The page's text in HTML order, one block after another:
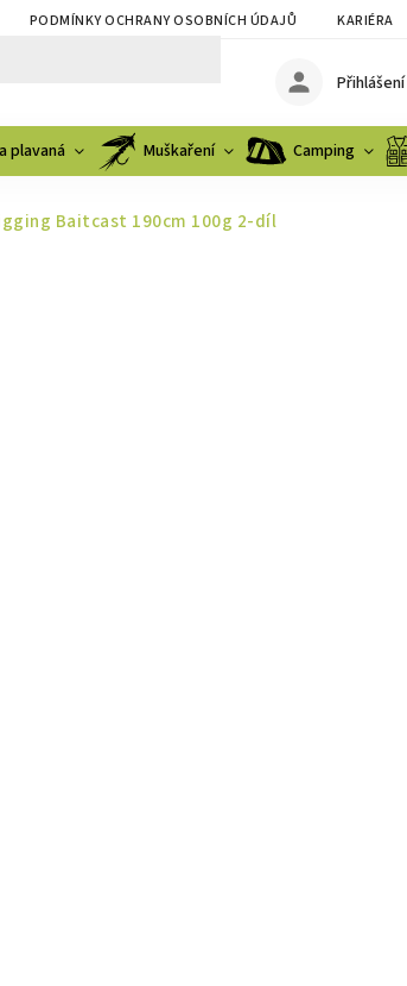
PODMÍNKY OCHRANY OSOBNÍCH ÚDAJŮ KARIÉRA
Přihlášení
plavaná Muškaření Camping
Baitcast 190cm 100g 2-díl